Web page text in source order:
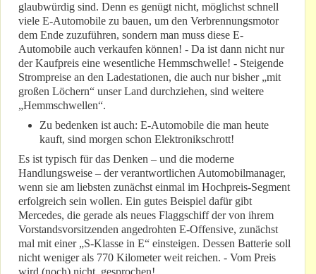
glaubwürdig sind. Denn es genügt nicht, möglichst schnell
viele E-Automobile zu bauen, um den Verbrennungsmotor
dem Ende zuzuführen, sondern man muss diese E-
Automobile auch verkaufen können! - Da ist dann nicht nur
der Kaufpreis eine wesentliche Hemmschwelle! - Steigende
Strompreise an den Ladestationen, die auch nur bisher „mit
großen Löchern“ unser Land durchziehen, sind weitere
„Hemmschwellen“.
Zu bedenken ist auch: E-Automobile die man heute
kauft, sind morgen schon Elektronikschrott!
Es ist typisch für das Denken – und die moderne
Handlungsweise – der verantwortlichen Automobilmanager,
wenn sie am liebsten zunächst einmal im Hochpreis-Segment
erfolgreich sein wollen. Ein gutes Beispiel dafür gibt
Mercedes, die gerade als neues Flaggschiff der von ihrem
Vorstandsvorsitzenden angedrohten E-Offensive, zunächst
mal mit einer „S-Klasse in E“ einsteigen. Dessen Batterie soll
nicht weniger als 770 Kilometer weit reichen. - Vom Preis